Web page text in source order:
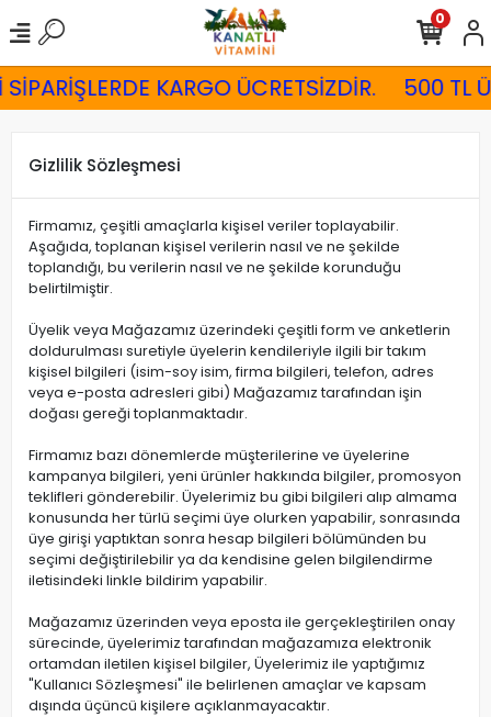
KARGO ÜCRETSİZDİR. 500 TL
0
Gizlilik Sözleşmesi
Firmamız, çeşitli amaçlarla kişisel veriler toplayabilir.
Aşağıda, toplanan kişisel verilerin nasıl ve ne şekilde
toplandığı, bu verilerin nasıl ve ne şekilde korunduğu
belirtilmiştir.
Üyelik veya Mağazamız üzerindeki çeşitli form ve anketlerin
doldurulması suretiyle üyelerin kendileriyle ilgili bir takım
kişisel bilgileri (isim-soy isim, firma bilgileri, telefon, adres
veya e-posta adresleri gibi) Mağazamız tarafından işin
doğası gereği toplanmaktadır.
Firmamız bazı dönemlerde müşterilerine ve üyelerine
kampanya bilgileri, yeni ürünler hakkında bilgiler, promosyon
teklifleri gönderebilir. Üyelerimiz bu gibi bilgileri alıp almama
konusunda her türlü seçimi üye olurken yapabilir, sonrasında
üye girişi yaptıktan sonra hesap bilgileri bölümünden bu
seçimi değiştirilebilir ya da kendisine gelen bilgilendirme
iletisindeki linkle bildirim yapabilir.
Mağazamız üzerinden veya eposta ile gerçekleştirilen onay
sürecinde, üyelerimiz tarafından mağazamıza elektronik
ortamdan iletilen kişisel bilgiler, Üyelerimiz ile yaptığımız
"Kullanıcı Sözleşmesi" ile belirlenen amaçlar ve kapsam
dışında üçüncü kişilere açıklanmayacaktır.